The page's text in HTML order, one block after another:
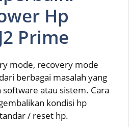
Hp
Prime
mode, recovery mode
berbagai masalah yang
atau sistem. Cara
kondisi hp
/ reset hp.